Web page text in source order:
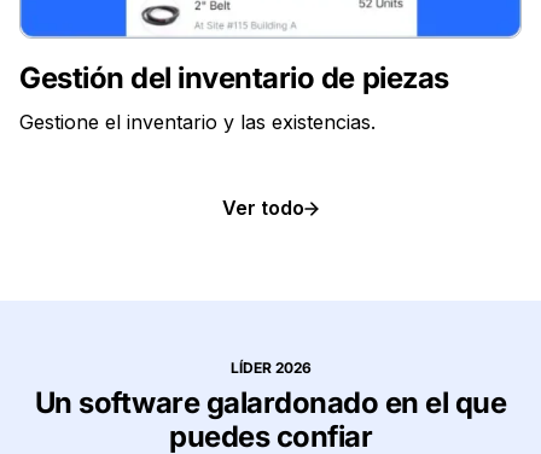
Gestión del inventario de piezas
Gestione el inventario y las existencias.
Ver todo
LÍDER 2026
Un software galardonado en el que
puedes confiar